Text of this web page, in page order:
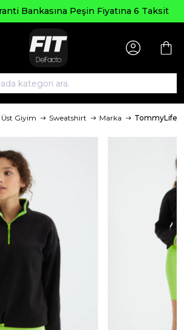
6 Taksit
Üst Giyim Sweatshirt Marka TommyLife